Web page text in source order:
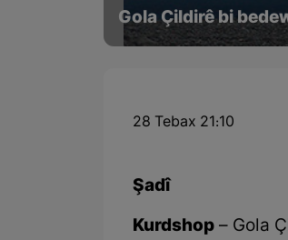
Gola Çildirê bi
28 Tebax 21:10
Şadî
Kurdshop – Gola